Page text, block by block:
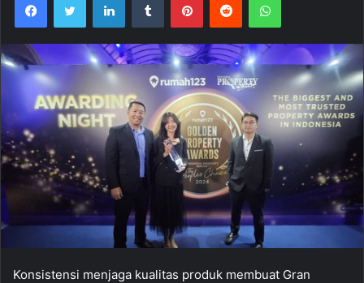
Konsistensi menjaga kualitas produk membuat Gran